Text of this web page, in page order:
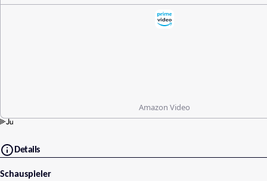
Amazon Video
Details
Schauspieler